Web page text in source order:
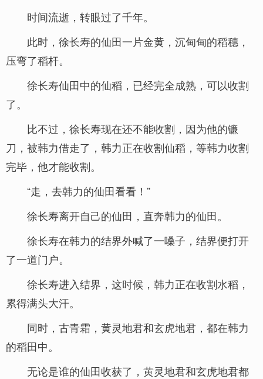
时间流逝，转眼过了千年。
此时，徐长寿的仙田一片金黄，沉甸甸的稻穗，
压弯了稻杆。
徐长寿仙田中的仙稻，已经完全成熟，可以收割
了。
比不过，徐长寿现在还不能收割，因为他的镰
刀，被韩力借走了，韩力正在收割仙稻，等韩力收割
完毕，他才能收割。
“走，去韩力的仙田看看！”
徐长寿离开自己的仙田，直奔韩力的仙田。
徐长寿在韩力的结界外喊了一嗓子，结界便打开
了一道门户。
徐长寿进入结界，这时候，韩力正在收割水稻，
累得满头大汗。
同时，古青霜，黄灵地君和玄虎地君，都在韩力
的稻田中。
无论是谁的仙田收获了，黄灵地君和玄虎地君都